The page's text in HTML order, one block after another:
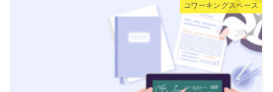
コワーキングスペース